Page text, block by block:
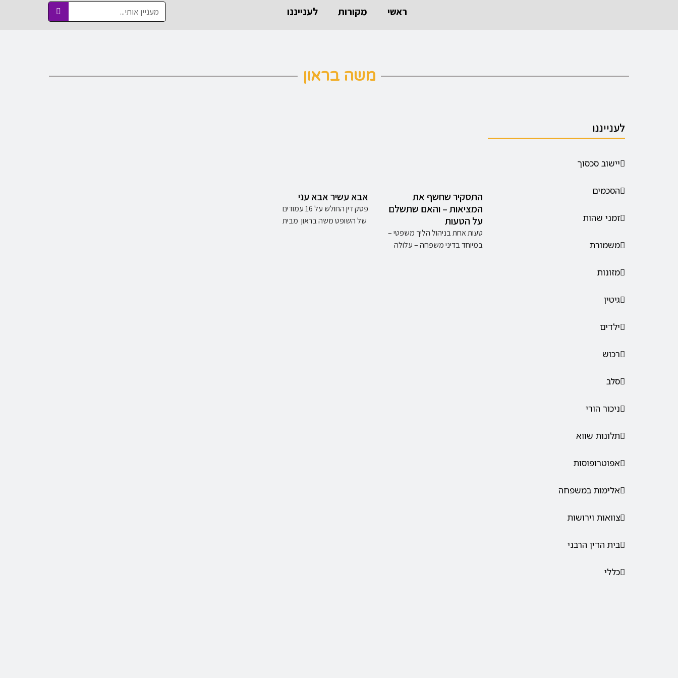
ראשי מקורות לענייננו
משה בראון
לענייננו
יישוב סכסוך
הסכמים
זמני שהות
משמורת
מזונות
גיטין
ילדים
רכוש
סלב
ניכור הורי
תלונות שווא
אפוטרופוסות
אלימות במשפחה
צוואות וירושות
בית הדין הרבני
כללי
התסקיר שחשף את
המציאות – והאם שתשלם
על הטעות
טעות אחת בניהול הליך משפטי –
במיוחד בדיני משפחה – עלולה
אבא עשיר אבא עני
פסק דין החולש על 16 עמודים
של השופט משה בראון מבית